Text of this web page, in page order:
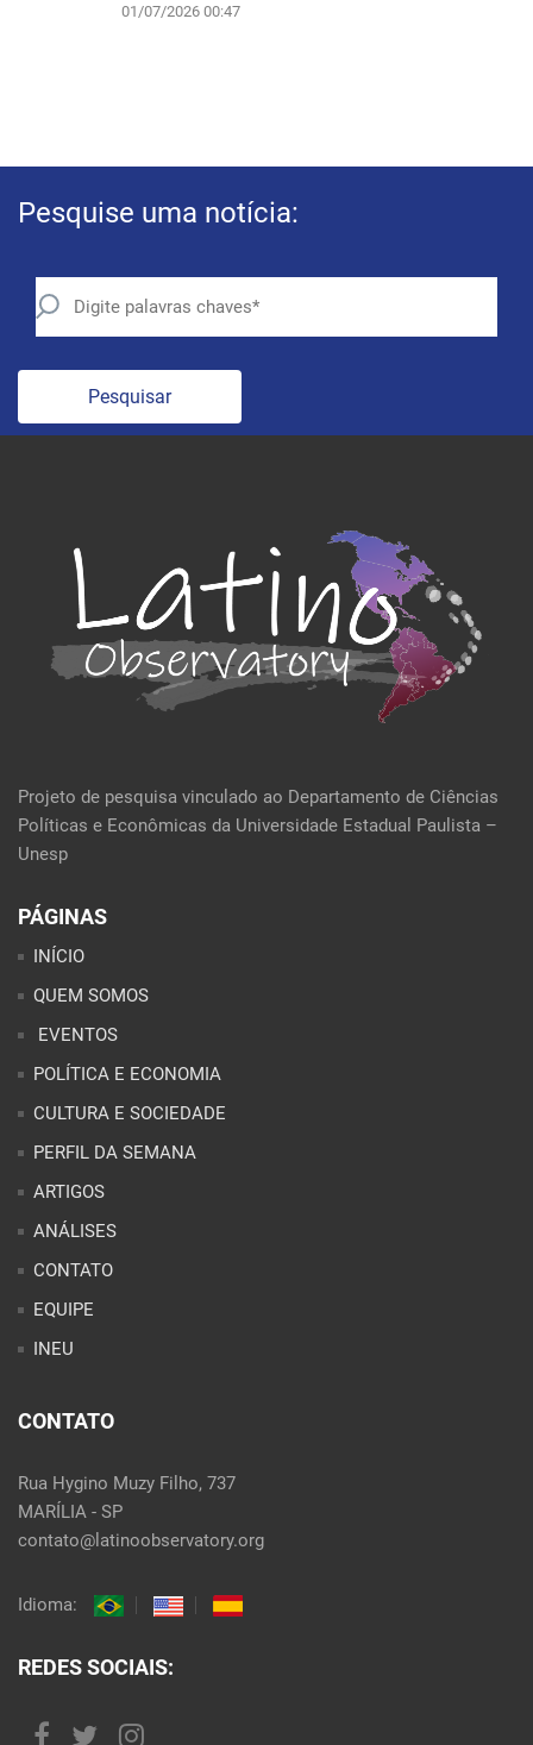
01/07/2026 00:47
Pesquise uma notícia:
Pesquisar
Projeto de pesquisa vinculado ao Departamento de Ciências
Políticas e Econômicas da Universidade Estadual Paulista –
Unesp
PÁGINAS
INÍCIO
QUEM SOMOS
EVENTOS
POLÍTICA E ECONOMIA
CULTURA E SOCIEDADE
PERFIL DA SEMANA
ARTIGOS
ANÁLISES
CONTATO
EQUIPE
INEU
CONTATO
Rua Hygino Muzy Filho, 737
MARÍLIA - SP
contato@latinoobservatory.org
Idioma:
REDES SOCIAIS: